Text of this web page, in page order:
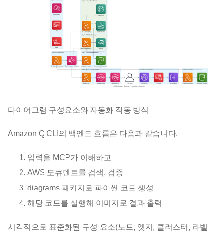
다이어그램 구성요소와 자동화 작동 방식
Amazon Q CLI의 백엔드 흐름은 다음과 같습니다.
입력을 MCP가 이해하고
AWS 도큐멘트를 검색, 검증
diagrams 패키지로 파이썬 코드 생성
해당 코드를 실행해 이미지로 결과 출력
시각적으로 표준화된 구성 요소(노드, 엣지, 클러스터, 라벨